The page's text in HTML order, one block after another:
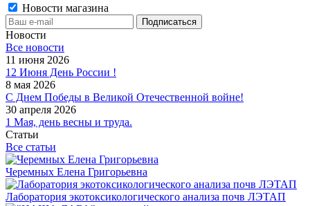
Новости магазина
Новости
Все новости
11 июня 2026
12 Июня День России !
8 мая 2026
С Днем Победы в Великой Отечественной войне!
30 апреля 2026
1 Мая, день весны и труда.
Статьи
Все статьи
Черемных Елена Григорьевна
Лаборатория экотоксикологического анализа почв ЛЭТАП